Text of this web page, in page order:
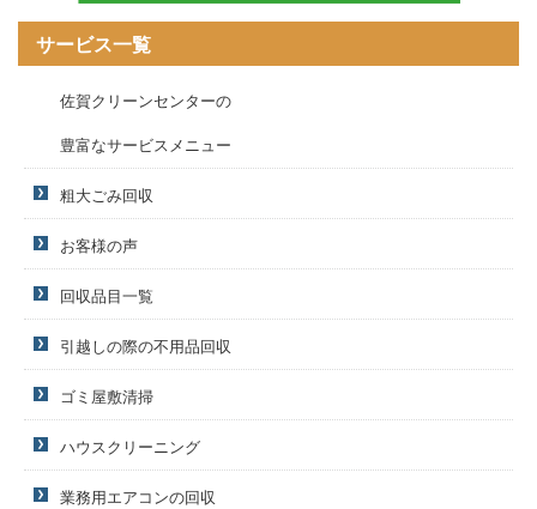
サービス一覧
佐賀クリーンセンターの
豊富なサービスメニュー
粗大ごみ回収
お客様の声
回収品目一覧
引越しの際の不用品回収
ゴミ屋敷清掃
ハウスクリーニング
業務用エアコンの回収